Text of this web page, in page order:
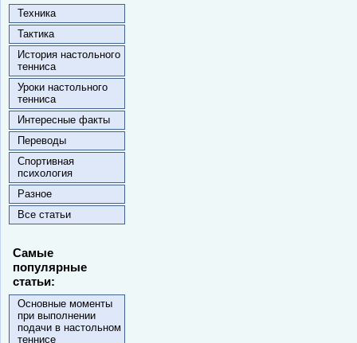
Техника
Тактика
История настольного
тенниса
Уроки настольного
тенниса
Интересные факты
Переводы
Спортивная
психология
Разное
Все статьи
Самые
популярные
статьи:
Основные моменты
при выполнении
подачи в настольном
теннисе